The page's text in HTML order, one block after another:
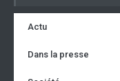
Actu
Dans la presse